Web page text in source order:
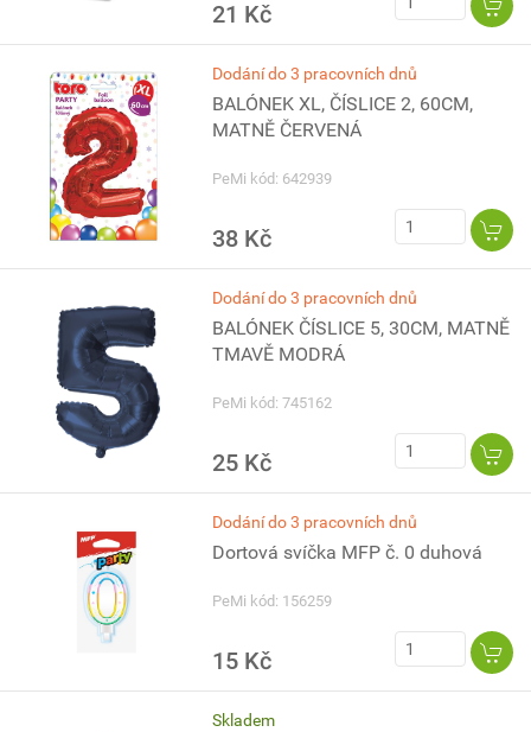
21 Kč
Dodání do 3 pracovních dnů
BALÓNEK XL, ČÍSLICE 2, 60CM,
MATNĚ ČERVENÁ
PeMi kód: 642939
38 Kč
Dodání do 3 pracovních dnů
BALÓNEK ČÍSLICE 5, 30CM, MATNĚ
TMAVĚ MODRÁ
PeMi kód: 745162
25 Kč
Dodání do 3 pracovních dnů
Dortová svíčka MFP č. 0 duhová
PeMi kód: 156259
15 Kč
Skladem